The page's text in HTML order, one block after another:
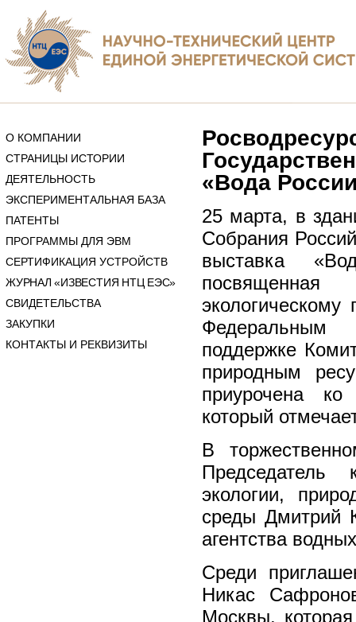
О КОМПАНИИ
СТРАНИЦЫ ИСТОРИИ
ДЕЯТЕЛЬНОСТЬ
ЭКСПЕРИМЕНТАЛЬНАЯ БАЗА
ПАТЕНТЫ
ПРОГРАММЫ ДЛЯ ЭВМ
СЕРТИФИКАЦИЯ УСТРОЙСТВ
ЖУРНАЛ «ИЗВЕСТИЯ НТЦ ЕЭС»
СВИДЕТЕЛЬСТВА
ЗАКУПКИ
КОНТАКТЫ И РЕКВИЗИТЫ
«Вода
25 марта, в
Собрания
выставка
Федеральным
поддержке
природным
приурочена
который
В
Председатель
экологии,
среды Дмитрий
агентства
Среди
Никас
Москвы,